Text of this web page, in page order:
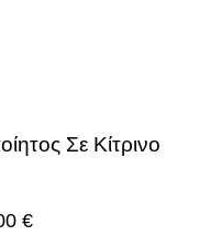
Σε Κίτρινο
€